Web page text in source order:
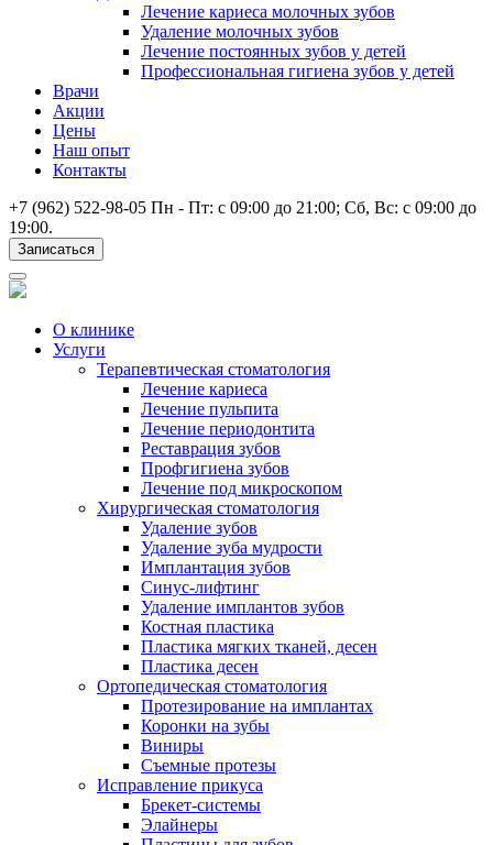
Лечение кариеса молочных зубов
Удаление молочных зубов
Лечение постоянных зубов у детей
Профессиональная гигиена зубов у детей
Врачи
Акции
Цены
Наш опыт
Контакты
+7 (962) 522-98-05 Пн - Пт: c 09:00 до 21:00; Сб, Вс: c 09:00 до
19:00.
Записаться
О клинике
Услуги
Терапевтическая стоматология
Лечение кариеса
Лечение пульпита
Лечение периодонтита
Реставрация зубов
Профгигиена зубов
Лечение под микроскопом
Хирургическая стоматология
Удаление зубов
Удаление зуба мудрости
Имплантация зубов
Синус-лифтинг
Удаление имплантов зубов
Костная пластика
Пластика мягких тканей, десен
Пластика десен
Ортопедическая стоматология
Протезирование на имплантах
Коронки на зубы
Виниры
Съемные протезы
Исправление прикуса
Брекет-системы
Элайнеры